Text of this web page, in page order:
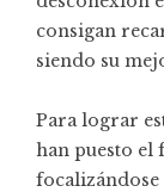
consigan
siendo su
Para lograr
han puesto el